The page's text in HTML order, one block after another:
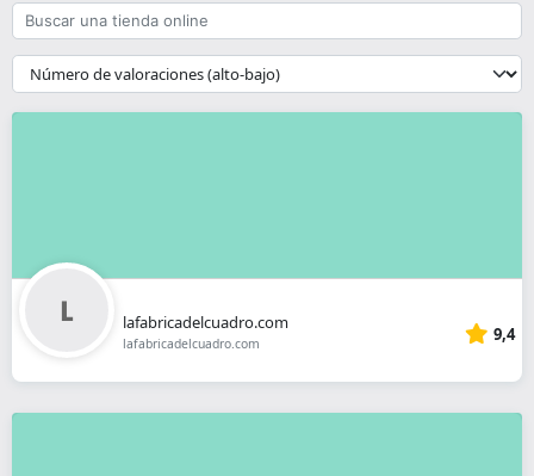
Buscar
una
tienda
online
{{
__('Sort')
}}
lafabricadelcuadro.com
lafabricadelcuadro.com 9,4